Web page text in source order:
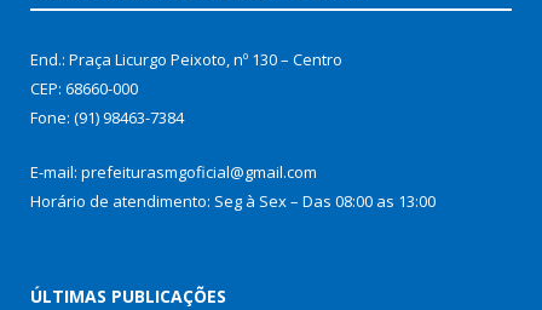
End.: Praça Licurgo Peixoto, nº 130 – Centro
CEP: 68660-000
Fone: (91) 98463-7384
E-mail: prefeiturasmgoficial@gmail.com
Horário de atendimento: Seg à Sex – Das 08:00 as 13:00
ÚLTIMAS PUBLICAÇÕES